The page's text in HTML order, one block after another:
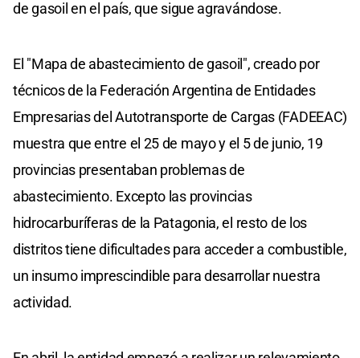
de gasoil en el país, que sigue agravándose.
El "Mapa de abastecimiento de gasoil", creado por
técnicos de la Federación Argentina de Entidades
Empresarias del Autotransporte de Cargas (FADEEAC)
muestra que entre el 25 de mayo y el 5 de junio, 19
provincias presentaban problemas de
abastecimiento. Excepto las provincias
hidrocarburíferas de la Patagonia, el resto de los
distritos tiene dificultades para acceder a combustible,
un insumo imprescindible para desarrollar nuestra
actividad.